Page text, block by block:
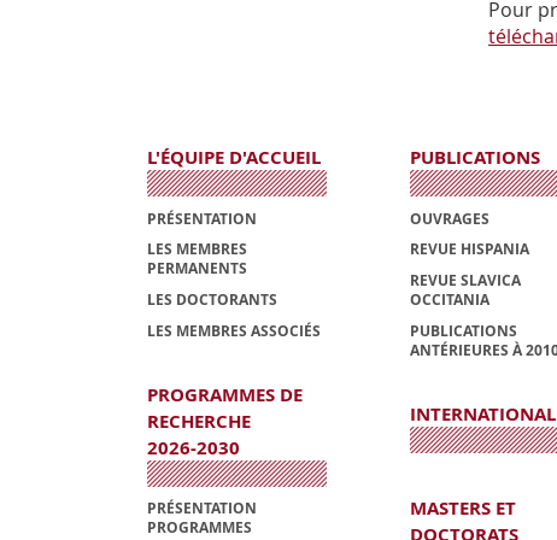
Pour
L'ÉQUIPE D'ACCUEIL
PRÉSENTATION
LES MEMBRES
PERMANENTS
LES DOCTORANTS
LES MEMBRES ASSOCIÉS
PROGRAMMES DE
RECHERCHE
2026-2030
PRÉSENTATION
PROGRAMMES
PUBLICATIONS
OUVRAGES
REVUE HISPANIA
REVUE SLAVICA
OCCITANIA
PUBLICATIONS
ANTÉRIEURES À
INTERNATIONAL
MASTERS ET
DOCTORATS